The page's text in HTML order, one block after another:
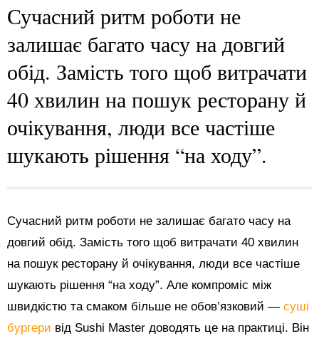
Сучасний ритм роботи не
залишає багато часу на довгий
обід. Замість того щоб витрачати
40 хвилин на пошук ресторану й
очікування, люди все частіше
шукають рішення “на ходу”.
Сучасний ритм роботи не залишає багато часу на
довгий обід. Замість того щоб витрачати 40 хвилин
на пошук ресторану й очікування, люди все частіше
шукають рішення “на ходу”. Але компроміс між
швидкістю та смаком більше не обов’язковий — суші
бургери від Sushi Master доводять це на практиці. Він